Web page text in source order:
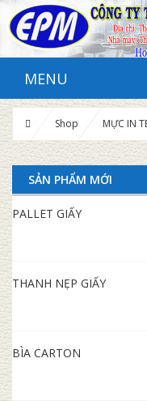
MENU
Shop MỰC IN
SẢN PHẨM MỚI
PALLET GIẤY
THANH NẸP GIẤY
BÌA CARTON